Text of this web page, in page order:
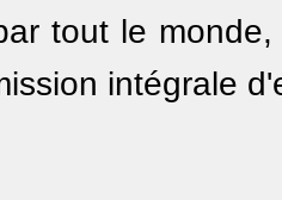
tout le
intégrale